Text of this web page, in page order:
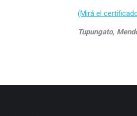
(Mirá el
Tupungato,